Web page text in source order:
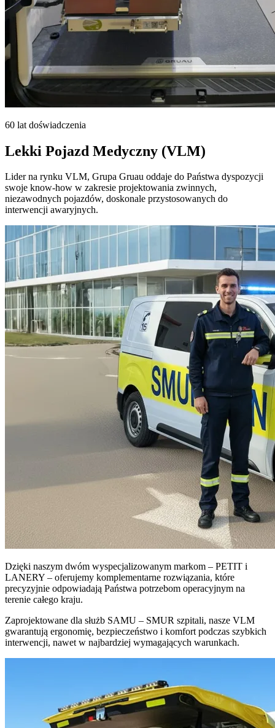
60 lat doświadczenia
Lekki Pojazd Medyczny (VLM)
Lider na rynku VLM, Grupa Gruau oddaje do Państwa dyspozycji
swoje know-how w zakresie projektowania zwinnych,
niezawodnych pojazdów, doskonale przystosowanych do
interwencji awaryjnych.
Dzięki naszym dwóm wyspecjalizowanym markom – PETIT i
LANERY – oferujemy komplementarne rozwiązania, które
precyzyjnie odpowiadają Państwa potrzebom operacyjnym na
terenie całego kraju.
Zaprojektowane dla służb SAMU – SMUR szpitali, nasze VLM
gwarantują ergonomię, bezpieczeństwo i komfort podczas szybkich
interwencji, nawet w najbardziej wymagających warunkach.